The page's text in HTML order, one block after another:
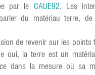
par le CAUE92. Les
du matériau terre,
de revenir sur les
oui, la terre est un
dans la mesure où sa